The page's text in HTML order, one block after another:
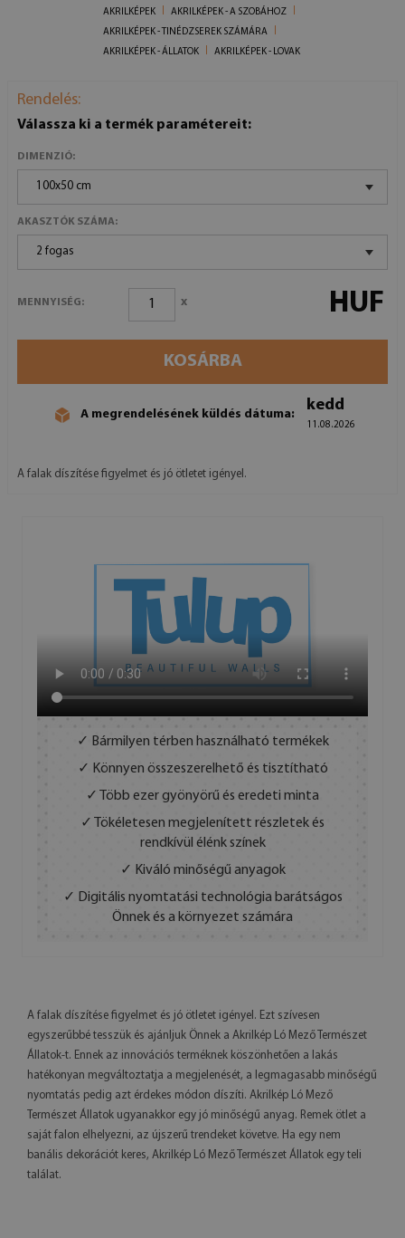
AKRILKÉPEK
AKRILKÉPEK - A SZOBÁHOZ
AKRILKÉPEK - TINÉDZSEREK SZÁMÁRA
AKRILKÉPEK - ÁLLATOK
AKRILKÉPEK - LOVAK
Rendelés:
Válassza ki a termék paramétereit:
DIMENZIÓ:
100x50 cm
AKASZTÓK SZÁMA:
2 fogas
MENNYISÉG: x HUF
KOSÁRBA
A megrendelésének küldés dátuma:
kedd
11.08.2026
A falak díszítése figyelmet és jó ötletet igényel.
✓ Bármilyen térben használható termékek
✓ Könnyen összeszerelhető és tisztítható
✓ Több ezer gyönyörű és eredeti minta
✓ Tökéletesen megjelenített részletek és
rendkívül élénk színek
✓ Kiváló minőségű anyagok
✓ Digitális nyomtatási technológia barátságos
Önnek és a környezet számára
A falak díszítése figyelmet és jó ötletet igényel. Ezt szívesen
egyszerűbbé tesszük és ajánljuk Önnek a Akrilkép Ló Mező Természet
Állatok-t. Ennek az innovációs terméknek köszönhetően a lakás
hatékonyan megváltoztatja a megjelenését, a legmagasabb minőségű
nyomtatás pedig azt érdekes módon díszíti. Akrilkép Ló Mező
Természet Állatok ugyanakkor egy jó minőségű anyag. Remek ötlet a
saját falon elhelyezni, az újszerű trendeket követve. Ha egy nem
banális dekorációt keres, Akrilkép Ló Mező Természet Állatok egy teli
találat.